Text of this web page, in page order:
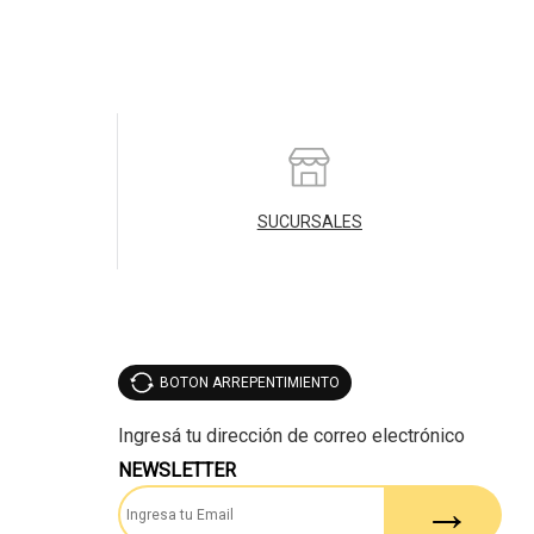
SUCURSALES
BOTON ARREPENTIMIENTO
NEWSLETTER